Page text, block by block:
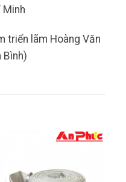
Minh
triển lãm Hoàng Văn
Bình)